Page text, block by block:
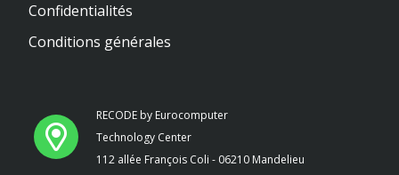
RECODE by Eurocomputer
Technology Center
112 allée François Coli - 06210 Mandelieu
Confidentialités
Conditions générales